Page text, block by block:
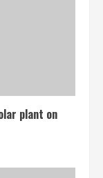
plant on